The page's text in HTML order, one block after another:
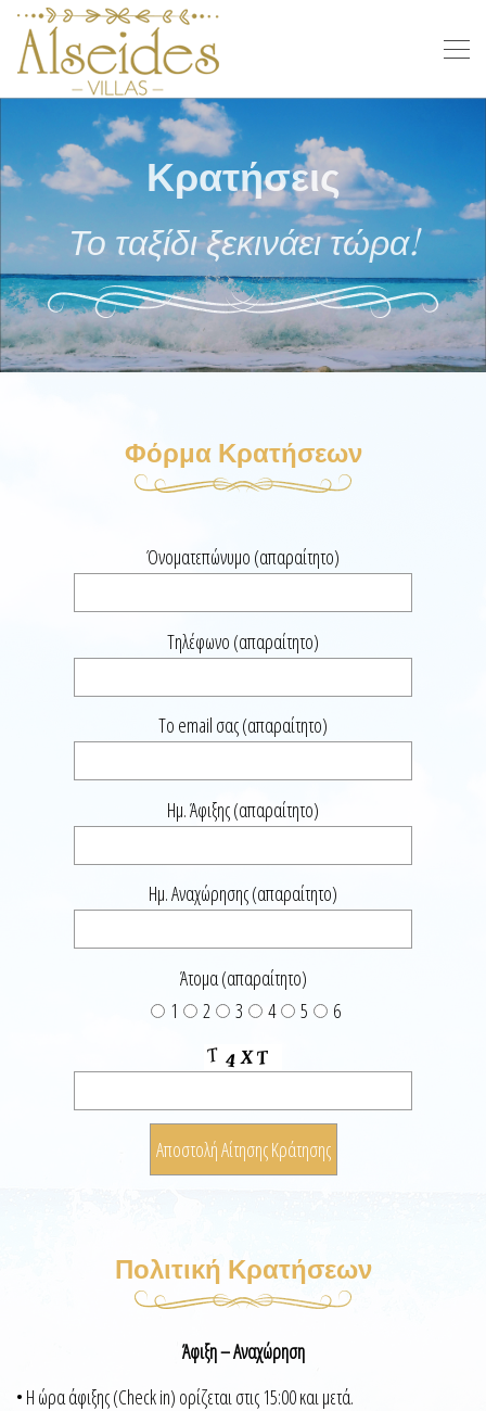
Κρατήσεις
Το ταξίδι ξεκινάει τώρα!
Φόρμα Κρατήσεων
Όνοματεπώνυμο (απαραίτητο)
Τηλέφωνο (απαραίτητο)
Το email σας (απαραίτητο)
Ημ. Άφιξης (απαραίτητο)
Ημ. Αναχώρησης (απαραίτητο)
Άτομα (απαραίτητο)
1
2 3 4 5 6
Πολιτική Κρατήσεων
Άφιξη – Αναχώρηση
• Η ώρα άφιξης (Check in) ορίζεται στις 15:00 και μετά.